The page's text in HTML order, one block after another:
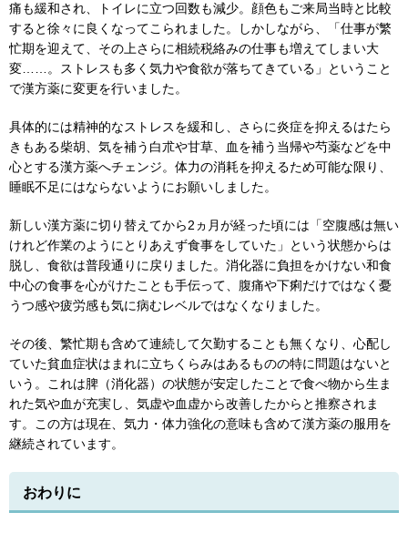
痛も緩和され、トイレに立つ回数も減少。顔色もご来局当時と比較
すると徐々に良くなってこられました。しかしながら、「仕事が繁
忙期を迎えて、その上さらに相続税絡みの仕事も増えてしまい大
変……。ストレスも多く気力や食欲が落ちてきている」ということ
で漢方薬に変更を行いました。
具体的には精神的なストレスを緩和し、さらに炎症を抑えるはたら
きもある柴胡、気を補う白朮や甘草、血を補う当帰や芍薬などを中
心とする漢方薬へチェンジ。体力の消耗を抑えるため可能な限り、
睡眠不足にはならないようにお願いしました。
新しい漢方薬に切り替えてから2ヵ月が経った頃には「空腹感は無い
けれど作業のようにとりあえず食事をしていた」という状態からは
脱し、食欲は普段通りに戻りました。消化器に負担をかけない和食
中心の食事を心がけたことも手伝って、腹痛や下痢だけではなく憂
うつ感や疲労感も気に病むレベルではなくなりました。
その後、繁忙期も含めて連続して欠勤することも無くなり、心配し
ていた貧血症状はまれに立ちくらみはあるものの特に問題はないと
いう。これは脾（消化器）の状態が安定したことで食べ物から生ま
れた気や血が充実し、気虚や血虚から改善したからと推察されま
す。この方は現在、気力・体力強化の意味も含めて漢方薬の服用を
継続されています。
おわりに